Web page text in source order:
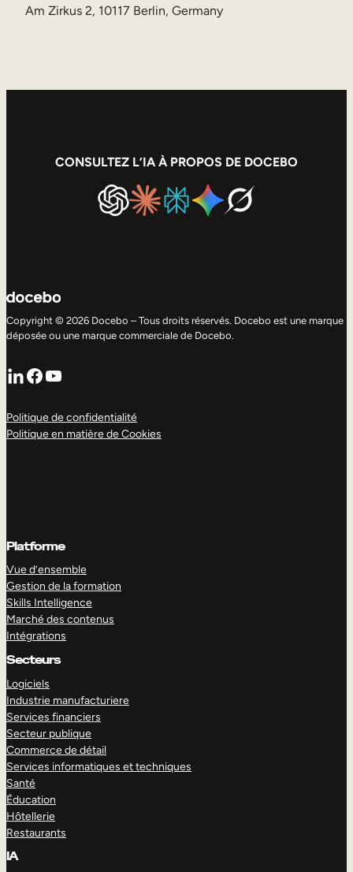
Am Zirkus 2, 10117 Berlin, Germany
CONSULTEZ L’IA À PROPOS DE DOCEBO
Copyright © 2026 Docebo – Tous droits réservés. Docebo est une marque
déposée ou une marque commerciale de Docebo.
LinkedIn
Facebook
YouTube
Politique de confidentialité
Politique en matière de Cookies
Platforme
Vue d’ensemble
Gestion de la formation
Skills Intelligence
Marché des contenus
Intégrations
Secteurs
Logiciels
Industrie manufacturiere
Services financiers
Secteur publique
Commerce de détail
Services informatiques et techniques
Santé
Éducation
Hôtellerie
Restaurants
IA